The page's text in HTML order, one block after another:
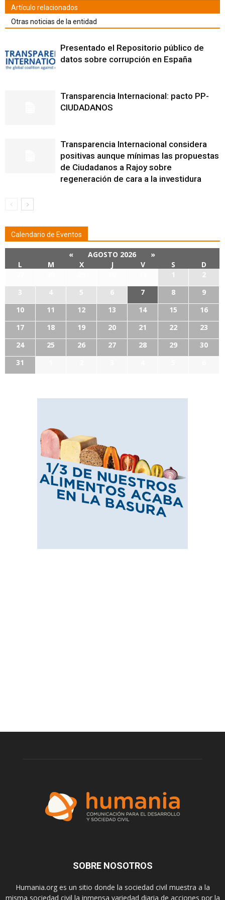
Artículo relacionados
Otras noticias de la entidad
Presentado el Repositorio público de
datos sobre corrupción en España
Transparencia Internacional: pacto PP-
CIUDADANOS
Transparencia Internacional considera
positivas aunque mínimas las propuestas
de Ciudadanos a Rajoy sobre
regeneración de cara a la investidura
Calendario de Eventos
« AGOSTO 2026
»
L
M X J V S
D
1
2
3
4 5 6 7 8
9
10
11 12 13 14 15
16
17
18 19 20 21 22
23
24
25 26 27 28 29
30
31
SOBRE NOSOTROS
Humania.org es un sitio donde la sociedad civil muestra a la
misma sociedad civil la inmensa variedad diaria de acciones por la